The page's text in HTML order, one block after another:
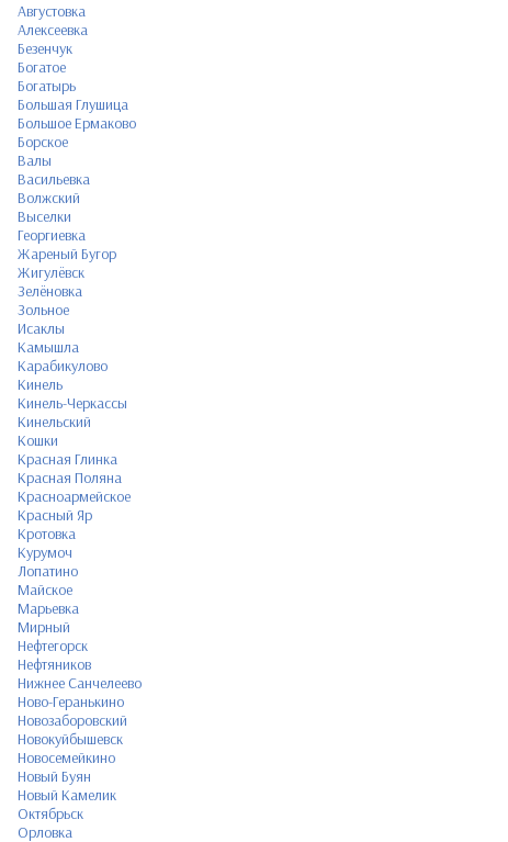
Августовка
Алексеевка
Безенчук
Богатое
Богатырь
Большая Глушица
Большое Ермаково
Борское
Валы
Васильевка
Волжский
Выселки
Георгиевка
Жареный Бугор
Жигулёвск
Зелёновка
Зольное
Исаклы
Камышла
Карабикулово
Кинель
Кинель-Черкассы
Кинельский
Кошки
Красная Глинка
Красная Поляна
Красноармейское
Красный Яр
Кротовка
Курумоч
Лопатино
Майское
Марьевка
Мирный
Нефтегорск
Нефтяников
Нижнее Санчелеево
Ново-Геранькино
Новозаборовский
Новокуйбышевск
Новосемейкино
Новый Буян
Новый Камелик
Октябрьск
Орловка